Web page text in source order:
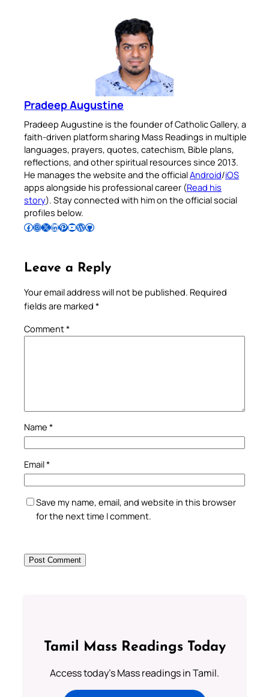
Pradeep Augustine
Pradeep Augustine is the founder of Catholic Gallery, a
faith-driven platform sharing Mass Readings in multiple
languages, prayers, quotes, catechism, Bible plans,
reflections, and other spiritual resources since 2013.
He manages the website and the officialAndroid/iOS
apps alongside his professional career (Read his
story). Stay connected with him on the official social
profiles below.
Follow Pradeep on Facebook Follow Pradeep on InstagramFollow Pradeep on X Follow Pradeep on LinkedIn Follow Pradeep on Pinterest Subscribe to Pradeep’s Youtube Channel Follow Pradeep on WordPress Follow Pradeep on GitHub
Leave a Reply
Your email address will not be published. Required
fields are marked *
Comment*
Name *
Email*
Save my name, email, and website in this browser
for the next time I comment.
Tamil Mass Readings Today
Access today's Mass readings in Tamil.